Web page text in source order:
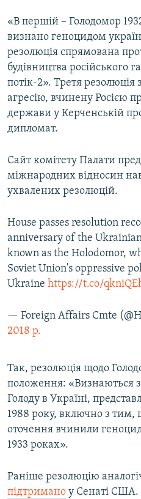
Усі сайти RFE/RL
«В першій – Голодомор
визнано геноцидом
резолюція спрямована
будівництва російського
потік-2». Третя резолюція
агресію, вчинену Росією
держави у Керченській
дипломат.
Сайт комітету Палати
міжнародних відносин
ухвалених резолюцій.
House passes resolution
anniversary of the Ukrainian
known as the Holodomor,
Soviet Union's oppressive
Ukraine https://t.co/
— Foreign Affairs Cmte
2018 р.
Так, резолюція щодо
положення: «Визнаються
Голоду в Україні,
1988 року, включно з тим,
оточення вчинили
1933 роках».
Раніше резолюцію
підтримано у Сенаті США.